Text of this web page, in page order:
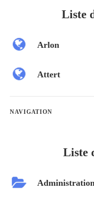
Liste
Arlon
Attert
NAVIGATION
Liste